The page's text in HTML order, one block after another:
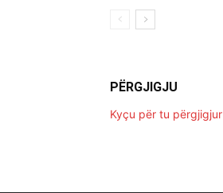
PËRGJIGJU
Kyçu për tu përgjigjur